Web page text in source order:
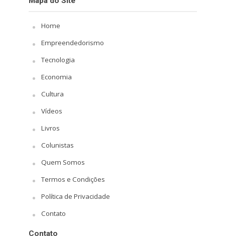
Home
Empreendedorismo
Tecnologia
Economia
Cultura
Vídeos
Livros
Colunistas
Quem Somos
Termos e Condições
Política de Privacidade
Contato
Contato